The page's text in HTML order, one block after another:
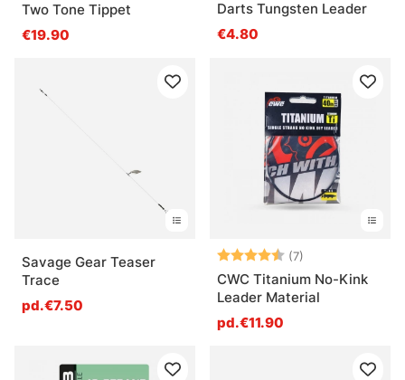
Two Tone Tippet
€19.90
Darts Tungsten Leader
€4.80
Savage Gear Teaser
Trace
pd.€7.50
Note: (7)
CWC Titanium No-Kink
Leader Material
pd.€11.90